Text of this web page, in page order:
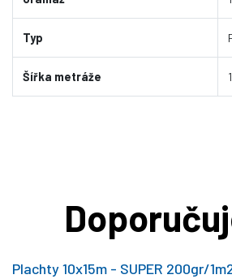
Typ
Šířka metráže
Plachty 10x15m - SUPER 200gr/